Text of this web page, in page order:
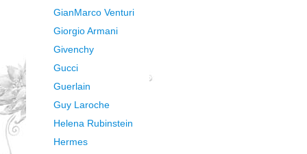
GianMarco Venturi
Giorgio Armani
Givenchy
Gucci
Guerlain
Guy Laroche
Helena Rubinstein
Hermes